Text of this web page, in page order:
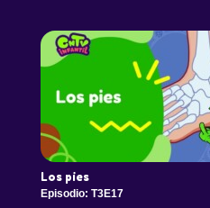
Los pies
Episodio: T3E17